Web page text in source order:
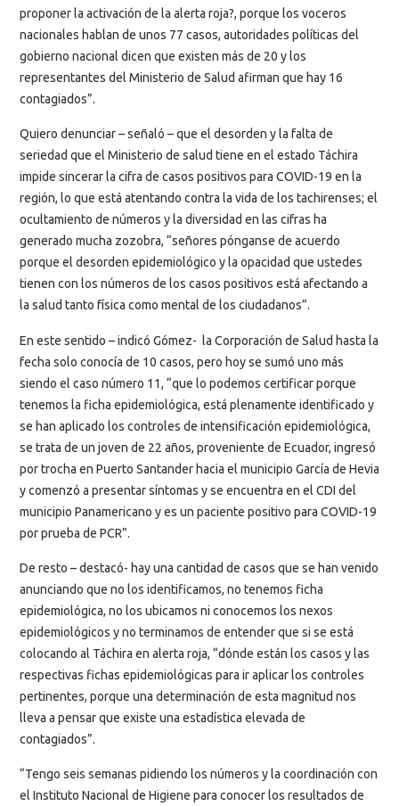
proponer la activación de la alerta roja?, porque los voceros
nacionales hablan de unos 77 casos, autoridades políticas del
gobierno nacional dicen que existen más de 20 y los
representantes del Ministerio de Salud afirman que hay 16
contagiados”.
Quiero denunciar – señaló – que el desorden y la falta de
seriedad que el Ministerio de salud tiene en el estado Táchira
impide sincerar la cifra de casos positivos para COVID-19 en la
región, lo que está atentando contra la vida de los tachirenses; el
ocultamiento de números y la diversidad en las cifras ha
generado mucha zozobra, “señores pónganse de acuerdo
porque el desorden epidemiológico y la opacidad que ustedes
tienen con los números de los casos positivos está afectando a
la salud tanto física como mental de los ciudadanos”.
En este sentido – indicó Gómez- la Corporación de Salud hasta la
fecha solo conocía de 10 casos, pero hoy se sumó uno más
siendo el caso número 11, “que lo podemos certificar porque
tenemos la ficha epidemiológica, está plenamente identificado y
se han aplicado los controles de intensificación epidemiológica,
se trata de un joven de 22 años, proveniente de Ecuador, ingresó
por trocha en Puerto Santander hacia el municipio García de Hevia
y comenzó a presentar síntomas y se encuentra en el CDI del
municipio Panamericano y es un paciente positivo para COVID-19
por prueba de PCR”.
De resto – destacó- hay una cantidad de casos que se han venido
anunciando que no los identificamos, no tenemos ficha
epidemiológica, no los ubicamos ni conocemos los nexos
epidemiológicos y no terminamos de entender que si se está
colocando al Táchira en alerta roja, “dónde están los casos y las
respectivas fichas epidemiológicas para ir aplicar los controles
pertinentes, porque una determinación de esta magnitud nos
lleva a pensar que existe una estadística elevada de
contagiados”.
“Tengo seis semanas pidiendo los números y la coordinación con
el Instituto Nacional de Higiene para conocer los resultados de